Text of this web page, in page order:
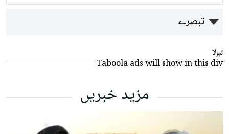
تبصرے
تبولا
Taboola ads will show in this div
مزید خبریں